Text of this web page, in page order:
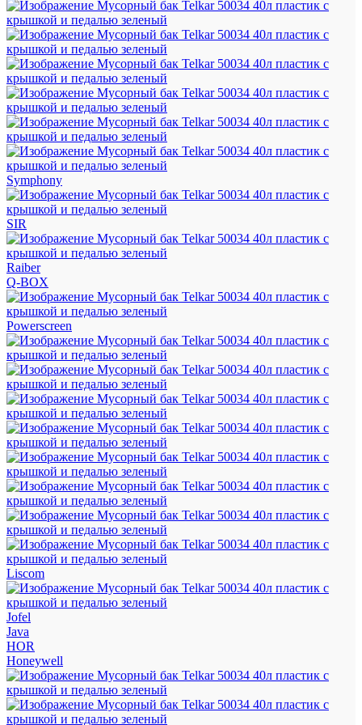
Symphony
SIR
Raiber
Q-BOX
Powerscreen
Liscom
Jofel
Java
HOR
Honeywell